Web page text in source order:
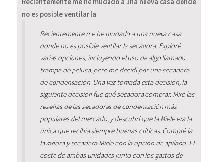
Recientemente me he mudado a una nueva casa donde
no es posible ventilar la
Recientemente me he mudado a una nueva casa
donde no es posible ventilar la secadora. Exploré
varias opciones, incluyendo el uso de algo llamado
trampa de pelusa, pero me decidí por una secadora
de condensación. Una vez tomada esta decisión, la
siguiente decisión fue qué secadora comprar. Miré las
reseñas de las secadoras de condensación más
populares del mercado, y descubrí que la Miele era la
única que recibía siempre buenas críticas. Compré la
lavadora y secadora Miele con la opción de apilado. El
coste de ambas unidades junto con los gastos de